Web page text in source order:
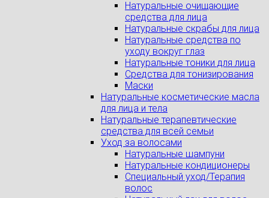
Натуральные очищающие
средства для лица
Натуральные скрабы для лица
Натуральные средства по
уходу вокруг глаз
Натуральные тоники для лица
Средства для тонизирования
Маски
Натуральные косметические масла
для лица и тела
Натуральные терапевтические
средства для всей семьи
Уход за волосами
Натуральные шампуни
Натуральные кондиционеры
Специальный уход/Терапия
волос